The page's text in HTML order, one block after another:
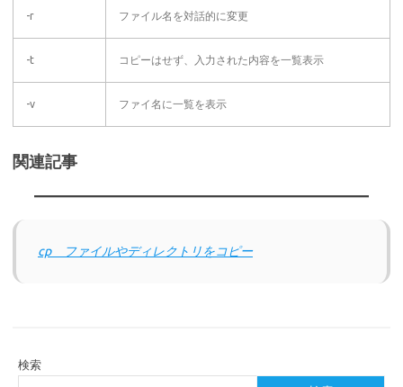
-r ファイル名を対話的に変更
-t コピーはせず、入力された内容を一覧表示
-v ファイ名に一覧を表示
関連記事
cp ファイルやディレクトリをコピー
検索